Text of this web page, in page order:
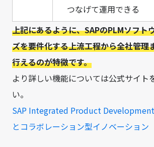
つなげて運用できる
上記にあるように、SAPのPLMソフト
ズを要件化する上流工程から全社管理
行えるのが特徴です。
より詳しい機能については公式サイト
い。
SAP Integrated Product
とコラボレーション型イノベーション